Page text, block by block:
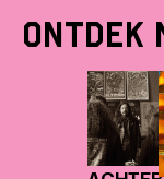
Ontdek